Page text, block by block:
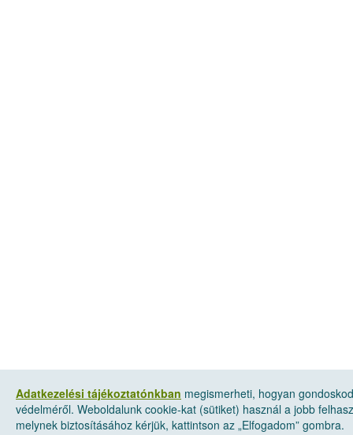
Adatkezelési tájékoztatónkban megismerheti, hogyan
védelméről. Weboldalunk cookie-kat (sütiket) használ a jobb
melynek biztosításához kérjük, kattintson az „Elfogadom” gombra.